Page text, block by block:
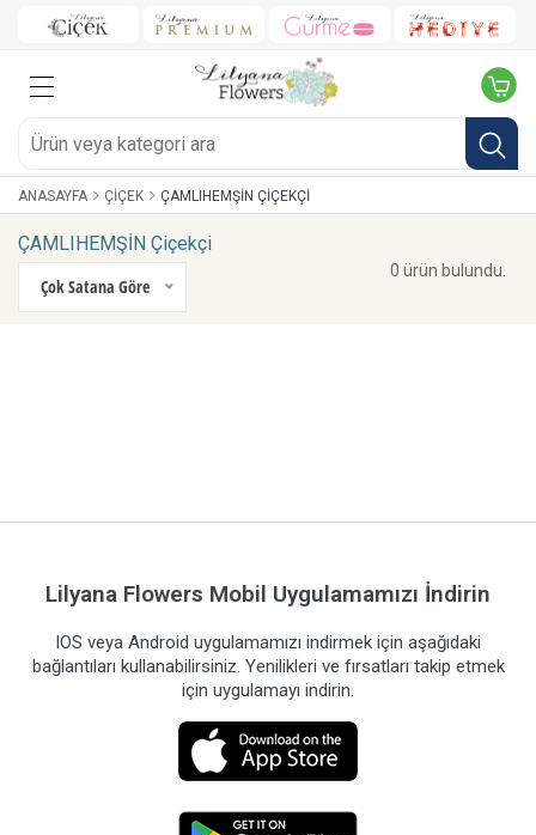
ANASAYFA ÇIÇEK ÇAMLIHEMŞİN ÇIÇEKÇI
ÇAMLIHEMŞİN Çiçekçi
Çok Satana Göre
0 ürün bulundu.
Lilyana Flowers Mobil Uygulamamızı İndirin
IOS veya Android uygulamamızı indirmek için aşağıdaki
bağlantıları kullanabilirsiniz. Yenilikleri ve fırsatları takip etmek
için uygulamayı indirin.